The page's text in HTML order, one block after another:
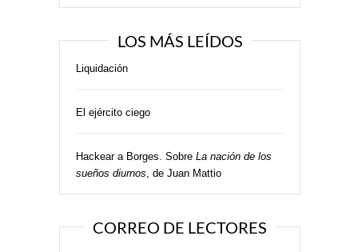
LOS MÁS LEÍDOS
Liquidación
El ejército ciego
Hackear a Borges. Sobre La nación de los
sueños diurnos, de Juan Mattio
CORREO DE LECTORES